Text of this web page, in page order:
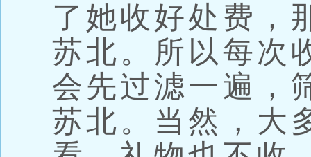
了她收好处费，
苏北。所以每次
会先过滤一遍，
苏北。当然，大